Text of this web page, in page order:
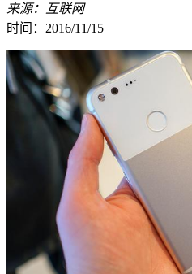
来源：互联网
时间：2016/11/15